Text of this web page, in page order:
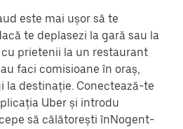
este mai ușor să te
te deplasezi la gară sau la
prietenii la un restaurant
faci comisioane în oraș,
la destinație. Conectează-te
Uber și introdu
să călătorești înNogent-